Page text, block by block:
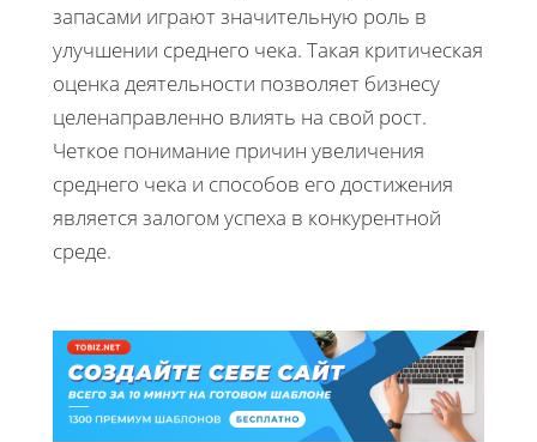
запасами играют значительную роль в
улучшении среднего чека. Такая критическая
оценка деятельности позволяет бизнесу
целенаправленно влиять на свой рост.
Четкое понимание причин увеличения
среднего чека и способов его достижения
является залогом успеха в конкурентной
среде.